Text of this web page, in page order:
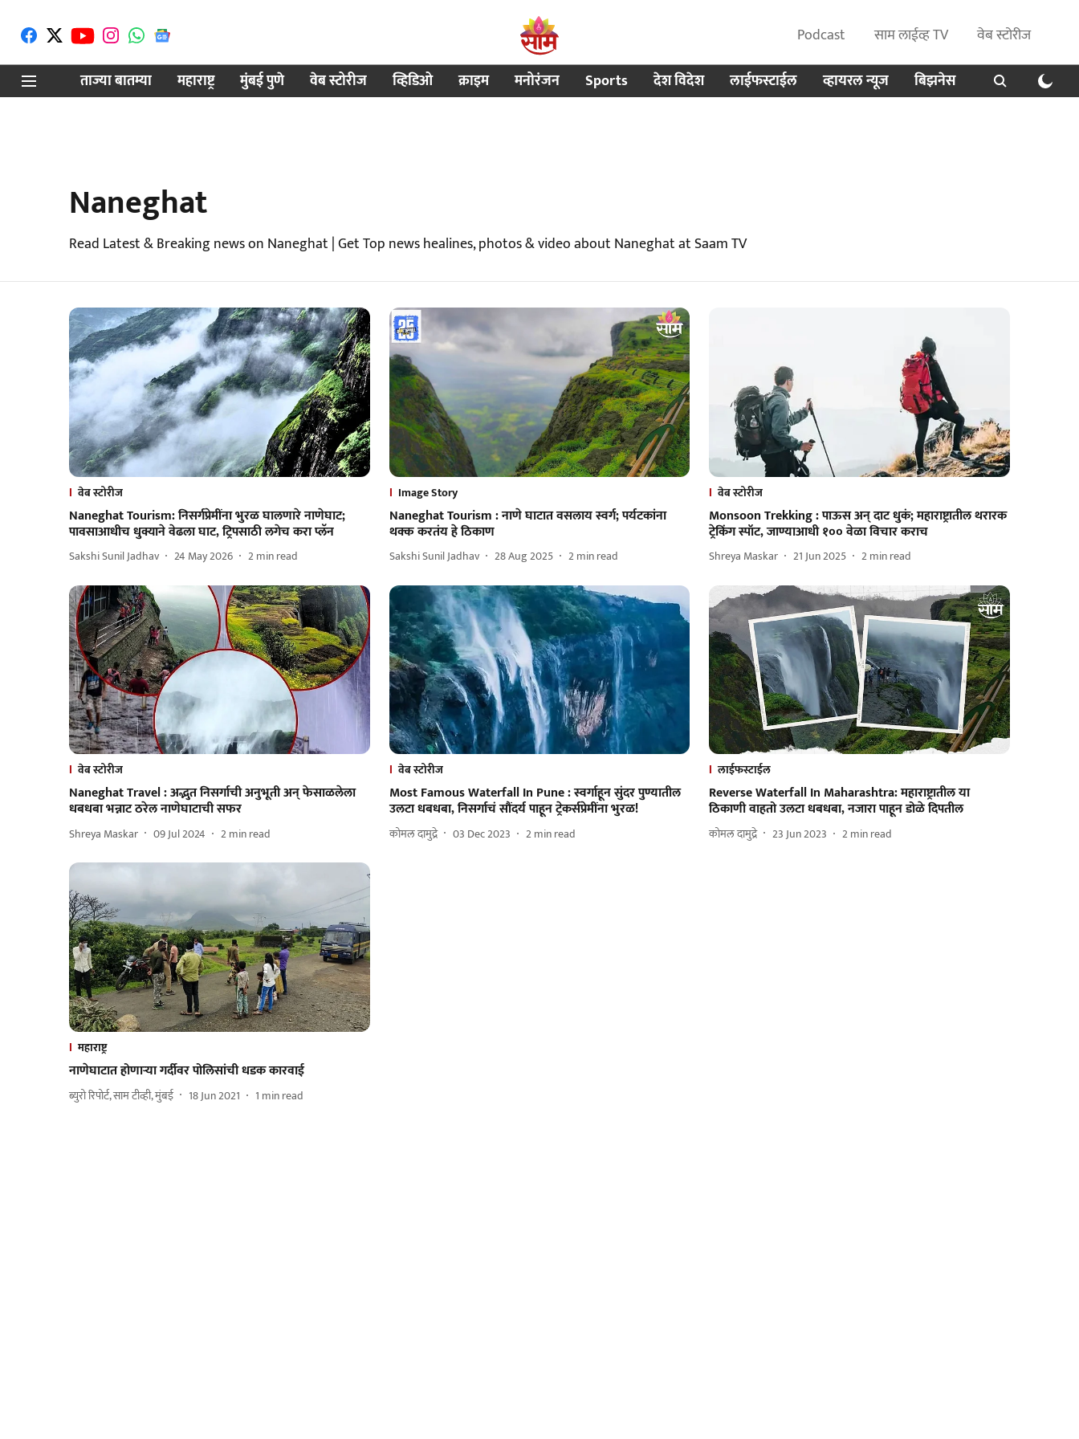
Podcast साम लाईव्ह TV
वेब स्टोरीज
ताज्या बातम्या
महाराष्ट्र मुंबई पुणे वेब स्टोरीज व्हिडिओ क्राइम मनोरंजन Sports देश विदेश लाईफस्टाईल व्हायरल न्यूज बिझनेस
Naneghat
Read Latest & Breaking news on Naneghat | Get Top news healines, photos & video about Naneghat at Saam TV
वेब स्टोरीज
Naneghat Tourism: निसर्गप्रेमींना भुरळ घालणारे नाणेघाट;
पावसाआधीच धुक्याने वेढला घाट, ट्रिपसाठी लगेच करा प्लॅन
Sakshi Sunil Jadhav 24 May 2026 2min read
Image Story
Naneghat Tourism : नाणे घाटात वसलाय स्वर्ग; पर्यटकांना
थक्क करतंय हे ठिकाण
Sakshi Sunil Jadhav 28 Aug 2025 2min read
वेब स्टोरीज
Monsoon Trekking : पाऊस अन् दाट धुकं; महाराष्ट्रातील थरारक
ट्रेकिंग स्पॉट, जाण्याआधी १०० वेळा विचार कराच
Shreya Maskar 21 Jun 2025 2min read
वेब स्टोरीज
Naneghat Travel : अद्भुत निसर्गाची अनुभूती अन् फेसाळलेला
धबधबा भन्नाट ठरेल नाणेघाटाची सफर
Shreya Maskar 09 Jul 2024 2min read
वेब स्टोरीज
Most Famous Waterfall In Pune : स्वर्गाहून सुंदर पुण्यातील
उलटा धबधबा, निसर्गाचं सौंदर्य पाहून ट्रेकर्सप्रेमींना भुरळ!
कोमल दामुद्रे 03 Dec 2023 2min read
लाईफस्टाईल
Reverse Waterfall In Maharashtra: महाराष्ट्रातील या
ठिकाणी वाहतो उलटा धबधबा, नजारा पाहून डोळे दिपतील
कोमल दामुद्रे 23 Jun 2023 2min read
महाराष्ट्र
नाणेघाटात होणाऱ्या गर्दीवर पोलिसांची धडक कारवाई
ब्युरो रिपोर्ट, साम टीव्ही, मुंबई 18 Jun 2021 1 min read